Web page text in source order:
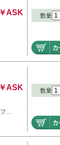
￥ASK 数量
￥ASK
フ…
数量